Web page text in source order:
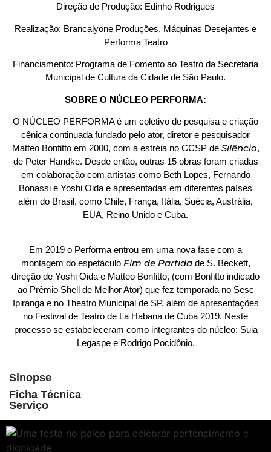
Direção de Produção: Edinho Rodrigues
Realização: Brancalyone Produções, Máquinas Desejantes e
Performa Teatro
Financiamento: Programa de Fomento ao Teatro da Secretaria
Municipal de Cultura da Cidade de São Paulo.
SOBRE O NÚCLEO PERFORMA:
O NÚCLEO PERFORMA é um coletivo de pesquisa e criação
cênica continuada fundado pelo ator, diretor e pesquisador
Matteo Bonfitto em 2000, com a estréia no CCSP de Silêncio,
de Peter Handke. Desde então, outras 15 obras foram criadas
em colaboração com artistas como Beth Lopes, Fernando
Bonassi e Yoshi Oida e apresentadas em diferentes países
além do Brasil, como Chile, França, Itália, Suécia, Austrália,
EUA, Reino Unido e Cuba.
Em 2019 o Performa entrou em uma nova fase com a
montagem do espetáculo Fim de Partidade S. Beckett,
direção de Yoshi Oida e Matteo Bonfitto, (com Bonfitto indicado
ao Prêmio Shell de Melhor Ator) que fez temporada no Sesc
Ipiranga e no Theatro Municipal de SP, além de apresentações
no Festival de Teatro de La Habana de Cuba 2019. Neste
processo se estabeleceram como integrantes do núcleo: Suia
Legaspe e Rodrigo Pocidônio.
Sinopse
Ficha Técnica
Serviço